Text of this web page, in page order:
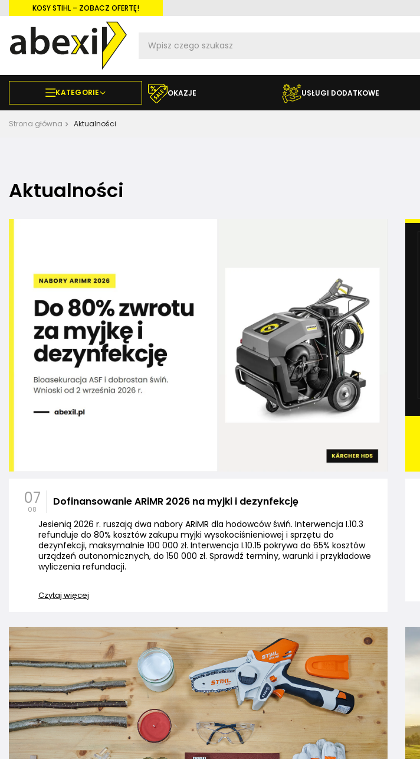
KOSY STIHL – ZOBACZ OFERTĘ!
KATEGORIE OKAZJE USŁUGI DODATKOWE
Strona główna Aktualności
Aktualności
07
08
Dofinansowanie ARiMR 2026 na myjki i dezynfekcję
Jesienią 2026 r. ruszają dwa nabory ARiMR dla hodowców świń. Interwencja I.10.3
refunduje do 80% kosztów zakupu myjki wysokociśnieniowej i sprzętu do
dezynfekcji, maksymalnie 100 000 zł. Interwencja I.10.15 pokrywa do 65% kosztów
urządzeń autonomicznych, do 150 000 zł. Sprawdź terminy, warunki i przykładowe
wyliczenia refundacji.
Czytaj więcej